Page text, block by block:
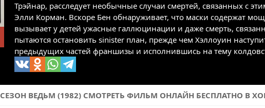
Трэйнар, расследует необычные случаи смертей, связанных с
Элли Корман. Вскоре Бен обнаруживает, что маски содержат
вызывает у детей ужасные галлюцинации и даже смерть,
пытаются остановить sinister план, прежде чем Хэллоуин
предыдущих частей франшизы и исполнившись на тему
ВЕДЬМ (1982) СМОТРЕТЬ ФИЛЬМ ОНЛАЙН БЕСПЛАТНО В